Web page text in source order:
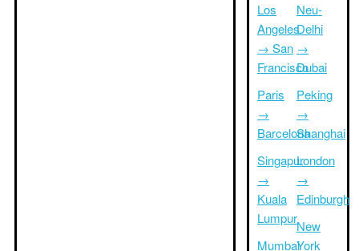
Los
Angeles
→ San
Francisco
Paris
→
Barcelona
Singapur
→
Kuala
Lumpur
Mumbai
Neu-
Delhi
→
Dubai
Peking
→
Shanghai
London
→
Edinburgh
New
York